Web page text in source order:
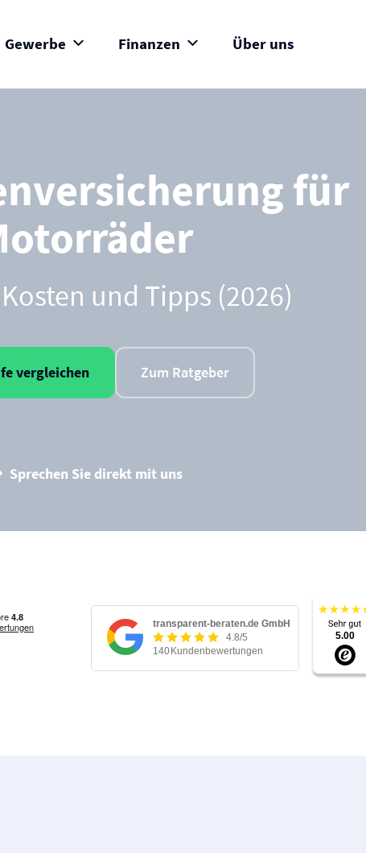
Gewerbe Finanzen Über uns
für
und Tipps (2026)
vergleichen Zum Ratgeber
Sprechen Sie direkt mit uns